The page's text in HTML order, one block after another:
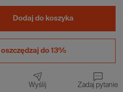
Dodaj do koszyka
oszczędzaj do 13%
Wyślij Zadaj pytanie